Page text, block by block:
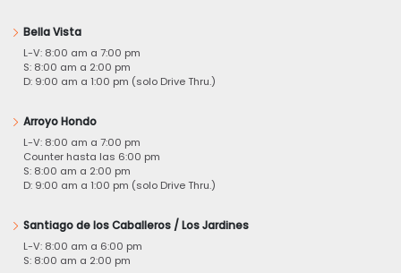
Bella Vista
L-V: 8:00 am a 7:00 pm
S: 8:00 am a 2:00 pm
D: 9:00 am a 1:00 pm (solo Drive Thru.)
Arroyo Hondo
L-V: 8:00 am a 7:00 pm
Counter hasta las 6:00 pm
S: 8:00 am a 2:00 pm
D: 9:00 am a 1:00 pm (solo Drive Thru.)
Santiago de los Caballeros / Los Jardines
L-V: 8:00 am a 6:00 pm
S: 8:00 am a 2:00 pm